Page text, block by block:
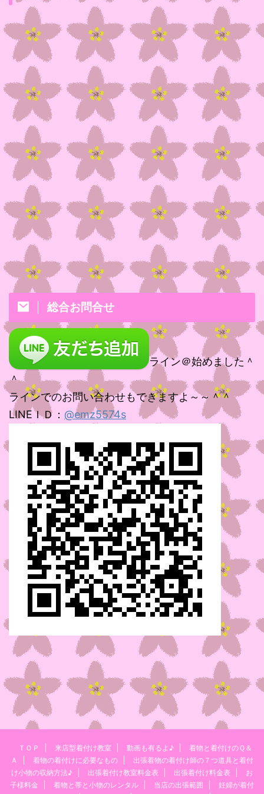
総合お問合せ
ライン＠始めました＾
＾
ラインでのお問い合わせもできますよ～～＾＾
LINEＩＤ： @emz5574s
ＴＯＰ 来店型着付け教室 動画も有るよ♪
着物と着付けのＱ＆
Ａ
着物の着付けに必要なもの
出張着物の着付け師の７つ道具と着付
け小物の収納方法♪
出張着付け教室料金表 出張着付け料金表
お
子様料金
着物と帯と小物のレンタル 当店の出張範囲
妊婦が着付